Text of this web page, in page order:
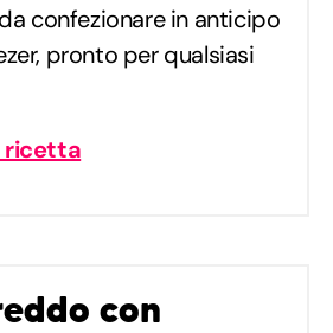
confezionare in anticipo
pronto per qualsiasi
ricetta
con